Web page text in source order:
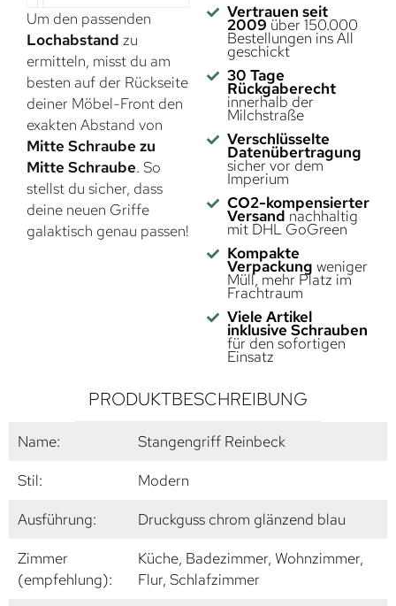
Um den passenden
Lochabstand zu
ermitteln, misst du am
besten auf der Rückseite
deiner Möbel-Front den
exakten Abstand von
Mitte Schraube zu
Mitte Schraube. So
stellst du sicher, dass
deine neuen Griffe
galaktisch genau passen!
Vertrauen seit
2009 über 150.000
Bestellungen ins All
geschickt
30 Tage
Rückgaberecht
innerhalb der
Milchstraße
Verschlüsselte
Datenübertragung
sicher vor dem
Imperium
CO2-kompensierter
Versand nachhaltig
mit DHL GoGreen
Kompakte
Verpackung weniger
Müll, mehr Platz im
Frachtraum
Viele Artikel
inklusive Schrauben
für den sofortigen
Einsatz
PRODUKTBESCHREIBUNG
Name:
Stangengriff Reinbeck
Stil:
Modern
Ausführung:
Druckguss chrom glänzend blau
Zimmer
(empfehlung):
Küche, Badezimmer, Wohnzimmer,
Flur, Schlafzimmer